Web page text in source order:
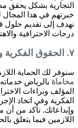
التجارية بشكل يحقق
خبرتهم في هذا
نهدف إلى تقديم حلول
درجات الاحترافية
٧. الحقوق الفكرية والتجارية
سنوفر لك الحماية
محاماة بالرياض
المؤلف وبراءات
الفكرية وفي اتخاذ
وإبداعاتك. تأكد من أن
اللازمين فيما يتعلق